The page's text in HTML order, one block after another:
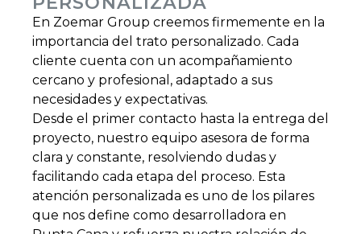
En Zoemar Group creemos firmemente en la
importancia del trato personalizado. Cada
cliente cuenta con un acompañamiento
cercano y profesional, adaptado a sus
necesidades y expectativas.
Desde el primer contacto hasta la entrega del
proyecto, nuestro equipo asesora de forma
clara y constante, resolviendo dudas y
facilitando cada etapa del proceso. Esta
atención personalizada es uno de los pilares
que nos define como desarrolladora en